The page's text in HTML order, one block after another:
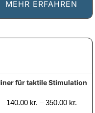
MEHR ERFAHREN
für taktile Stimulation
140.00 kr. –350.00 kr.